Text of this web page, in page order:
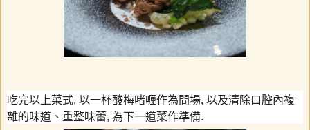
吃完以上菜式, 以一杯酸梅啫喱作為間場, 以及清除口腔內複
雜的味道、重整味蕾, 為下一道菜作準備.